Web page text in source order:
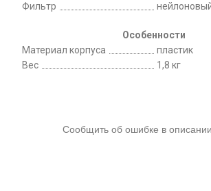
Фильтр
Особенности
Материал корпуса
пластик
Вес
1,8 кг
Сообщить об ошибке в